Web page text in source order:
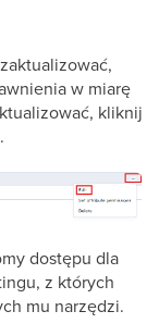
w miarę
kliknij
dostępu dla
z których
mu narzędzi.